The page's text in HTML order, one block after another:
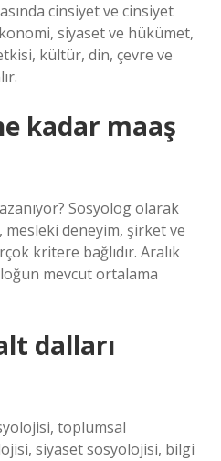
cinsiyet ve cinsiyet
siyaset ve hükümet,
kültür, din, çevre ve
kadar maaş
Sosyolog olarak
mesleki deneyim, şirket ve
kritere bağlıdır. Aralık
mevcut ortalama
dalları
toplumsal
siyaset sosyolojisi, bilgi